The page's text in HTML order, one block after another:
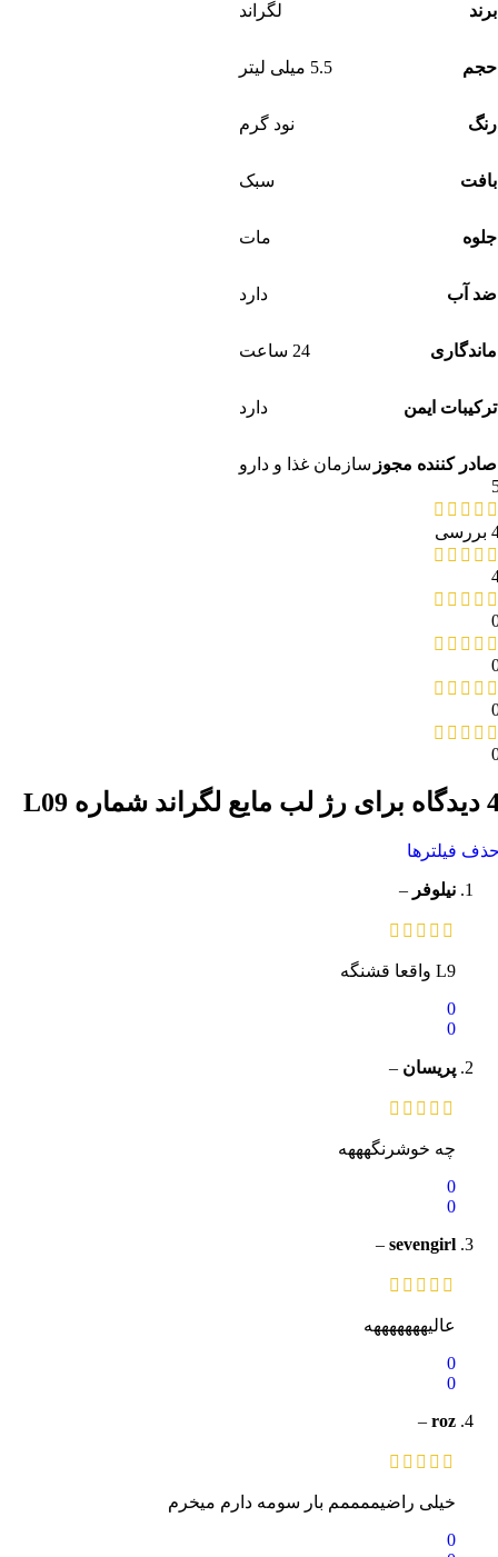
برند لگراند
حجم 5.5 میلی لیتر
رنگ نود گرم
بافت سبک
جلوه مات
ضد آب دارد
ماندگاری 24 ساعت
ترکیبات ایمن دارد
صادر کننده مجوز سازمان غذا و دارو
برای رژ لب مایع لگراند شماره L09
فیلترها
نیلوفر –
L9 واقعا قشنگه
0
0
پریسان –
چه خوشرنگهههه
0
0
sevengirl
–
عالیهههههههه
0
0
roz
–
خیلی راضیممممم بار سومه دارم میخرم
0